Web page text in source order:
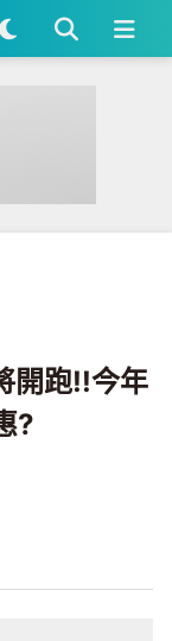
麼逛展區?還有哪些
開跑!!今年
?